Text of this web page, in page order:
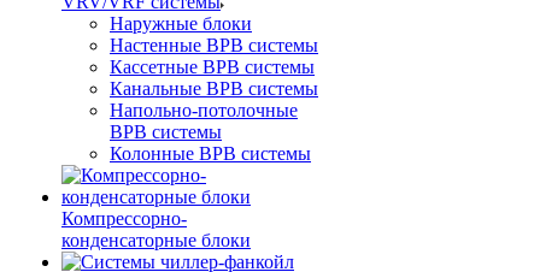
Наружные блоки
Настенные ВРВ системы
Кассетные ВРВ системы
Канальные ВРВ системы
Напольно-потолочные
ВРВ системы
Колонные ВРВ системы
Компрессорно-
конденсаторные блоки